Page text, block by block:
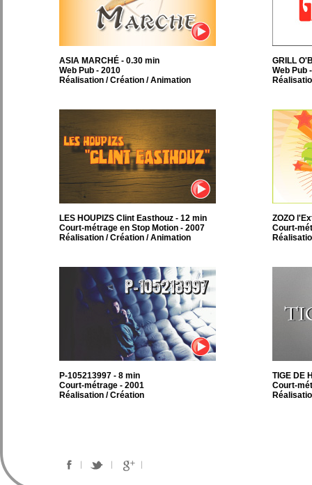
ASIA MARCHÉ - 0.30 min
Web Pub - 2010
Réalisation / Création / Animation
GRILL
Web Pub
LES HOUPIZS Clint Easthouz - 12 min
Court-métrage en Stop Motion - 2007
Réalisation / Création / Animation
ZOZO
Court-
P-105213997 - 8 min
Court-métrage - 2001
Réalisation / Création
TIGE DE
Court-